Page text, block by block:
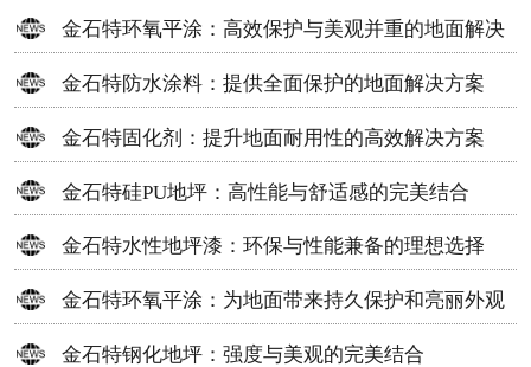
金石特环氧平涂：高效保护与美观并重的地面解决
方案
金石特防水涂料：提供全面保护的地面解决方案
金石特固化剂：提升地面耐用性的高效解决方案
金石特硅PU地坪：高性能与舒适感的完美结合
金石特水性地坪漆：环保与性能兼备的理想选择
金石特环氧平涂：为地面带来持久保护和亮丽外观
金石特钢化地坪：强度与美观的完美结合